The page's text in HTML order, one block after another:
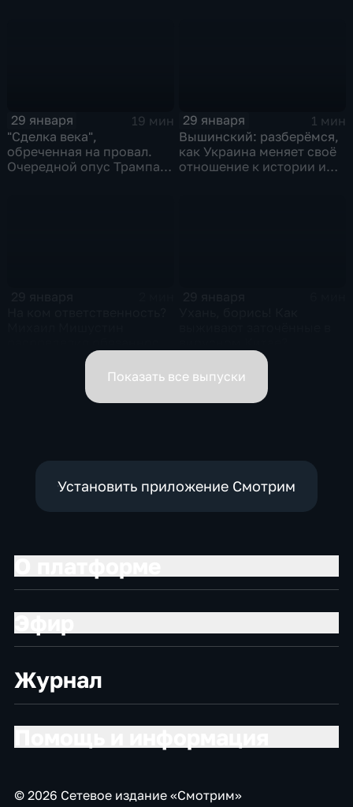
29 января
19 мин
"Сделка века",
обреченная на провал.
Очередной опус Трампа.
29 января
1 мин
Вышинский: разберёмся,
как Украина меняет своё
отношение к истории и
вице-премьеров
Показать все выпуски
Установить приложение Смотрим
Журнал
© 2026 Сетевое издание «Смотрим»